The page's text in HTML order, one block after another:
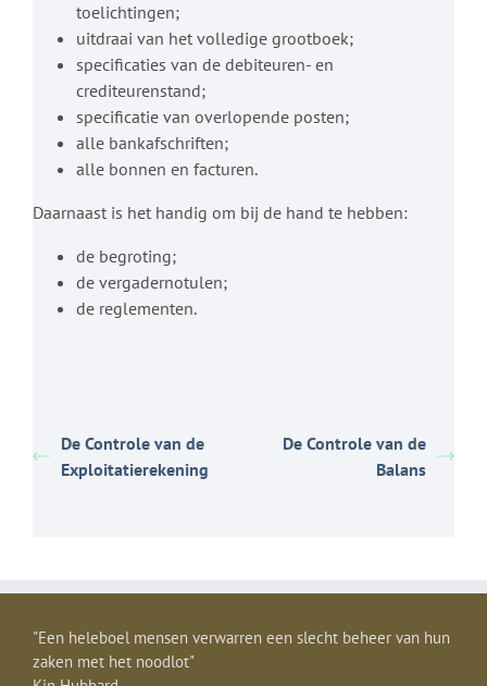
toelichtingen;
uitdraai van het volledige grootboek;
specificaties van de debiteuren- en
crediteurenstand;
specificatie van overlopende posten;
alle bankafschriften;
alle bonnen en facturen.
Daarnaast is het handig om bij de hand te hebben:
de begroting;
de vergadernotulen;
de reglementen.
De Controle van de
Exploitatierekening
De Controle van de
Balans
"Een heleboel mensen verwarren een slecht beheer van hun
zaken met het noodlot"